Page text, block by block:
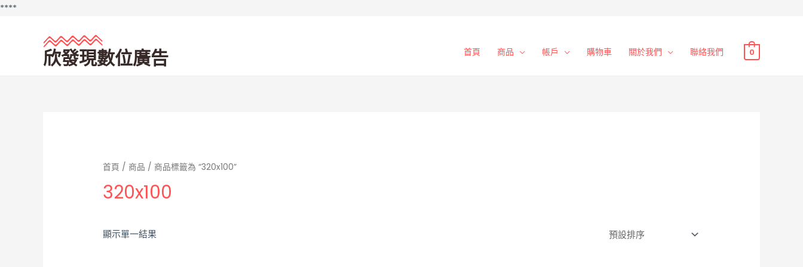
****
content
欣發現數位廣告 首頁 商品 帳戶 購物車 關於我們 聯絡我們 0
首頁 / 商品 / 商品標籤為 “320x100”
320x100
顯示單一結果